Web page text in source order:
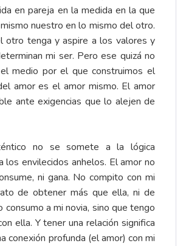
en pareja en la medida en la que
nuestro en lo mismo del otro.
otro tenga y aspire a los valores y
mi ser. Pero ese quizá no
medio por el que construimos el
amor es el amor mismo. El amor
ante exigencias que lo alejen de
no se somete a la lógica
los envilecidos anhelos. El amor no
ni gana. No compito con mi
de obtener más que ella, ni de
consumo a mi novia, sino que tengo
ella. Y tener una relación significa
conexión profunda (el amor) con mi